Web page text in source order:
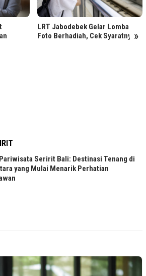
»
LRT Jabodebek Gelar Lomba
Foto Berhadiah, Cek Syaratnya
Seririt Bali: Destinasi Tenang di
yang Mulai Menarik Perhatian